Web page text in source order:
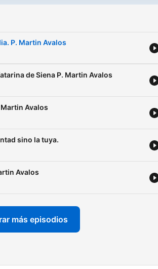
P. Martin Avalos
de Siena P. Martin Avalos
Avalos
sino la tuya.
Avalos
más episodios